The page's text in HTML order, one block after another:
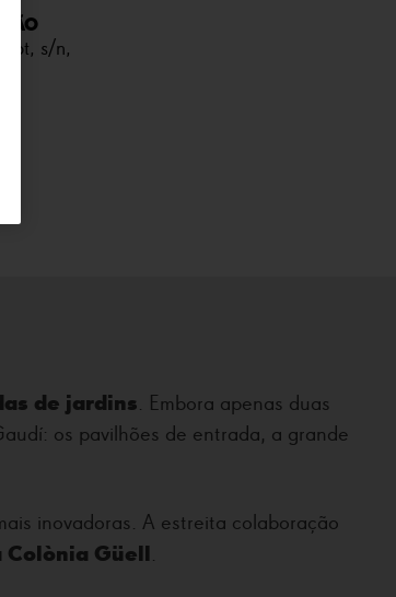
s/n,
de jardins. Embora apenas duas
os pavilhões de entrada, a grande
inovadoras. A estreita colaboração
Colònia Güell.